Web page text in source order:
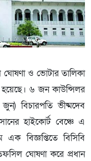
ঘোষণা ও ভোটার তালিকা
হয়েছে। ৬ জন কাউন্সিলর
বিচারপতি ভীষ্মদেব
হাইকোর্ট বেঞ্চে এ
বিজ্ঞপ্তিতে বিসিবি
ঘোষণা করে প্রধান